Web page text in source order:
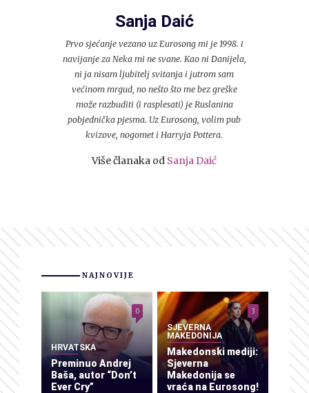
Sanja Daić
Prvo sjećanje vezano uz Eurosong mi je 1998. i
navijanje za Neka mi ne svane. Kao ni Danijela,
ni ja nisam ljubitelj svitanja i jutrom sam
većinom mrgud, no nešto što me bez greške
može razbuditi (i rasplesati) je Ruslanina
pobjednička pjesma. Uz Eurosong, volim pub
kvizove, nogomet i Harryja Pottera.
Više članaka od Sanja Daić
NAJNOVIJE
HRVATSKA
Preminuo Andrej
Baša, autor “Don’t
Ever Cry”
0
SJEVERNA
MAKEDONIJA
Makedonski mediji:
Sjeverna
Makedonija se
vraća na Eurosong!
3